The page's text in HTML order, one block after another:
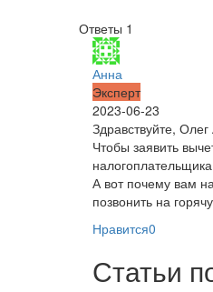
Ответы 1
Анна
Эксперт
2023-06-23
Здравствуйте,
Чтобы заявить
А вот почему вам
позвонить на
Нравится0
Статьи